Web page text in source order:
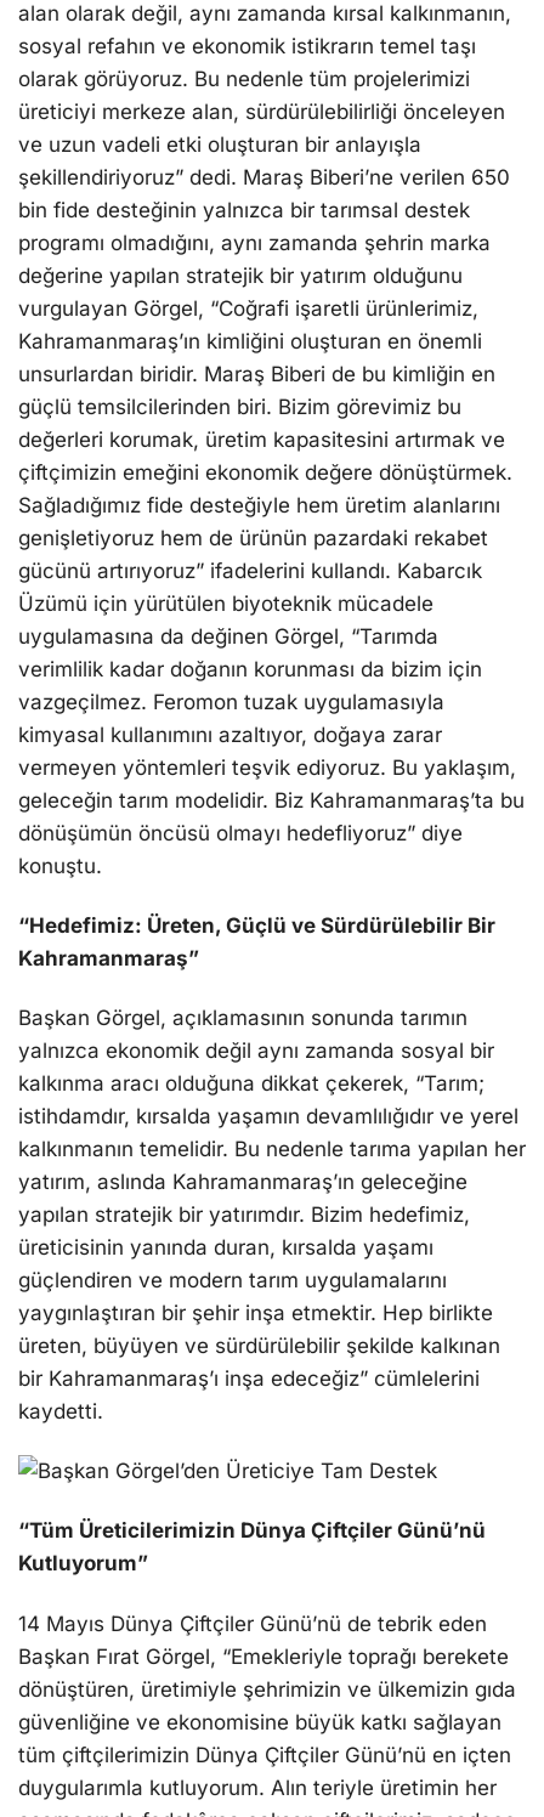
alan olarak değil, aynı zamanda kırsal kalkınmanın,
sosyal refahın ve ekonomik istikrarın temel taşı
olarak görüyoruz. Bu nedenle tüm projelerimizi
üreticiyi merkeze alan, sürdürülebilirliği önceleyen
ve uzun vadeli etki oluşturan bir anlayışla
şekillendiriyoruz” dedi. Maraş Biberi’ne verilen 650
bin fide desteğinin yalnızca bir tarımsal destek
programı olmadığını, aynı zamanda şehrin marka
değerine yapılan stratejik bir yatırım olduğunu
vurgulayan Görgel, “Coğrafi işaretli ürünlerimiz,
Kahramanmaraş’ın kimliğini oluşturan en önemli
unsurlardan biridir. Maraş Biberi de bu kimliğin en
güçlü temsilcilerinden biri. Bizim görevimiz bu
değerleri korumak, üretim kapasitesini artırmak ve
çiftçimizin emeğini ekonomik değere dönüştürmek.
Sağladığımız fide desteğiyle hem üretim alanlarını
genişletiyoruz hem de ürünün pazardaki rekabet
gücünü artırıyoruz” ifadelerini kullandı. Kabarcık
Üzümü için yürütülen biyoteknik mücadele
uygulamasına da değinen Görgel, “Tarımda
verimlilik kadar doğanın korunması da bizim için
vazgeçilmez. Feromon tuzak uygulamasıyla
kimyasal kullanımını azaltıyor, doğaya zarar
vermeyen yöntemleri teşvik ediyoruz. Bu yaklaşım,
geleceğin tarım modelidir. Biz Kahramanmaraş’ta bu
dönüşümün öncüsü olmayı hedefliyoruz” diye
konuştu.
“Hedefimiz: Üreten, Güçlü ve Sürdürülebilir Bir
Kahramanmaraş”
Başkan Görgel, açıklamasının sonunda tarımın
yalnızca ekonomik değil aynı zamanda sosyal bir
kalkınma aracı olduğuna dikkat çekerek, “Tarım;
istihdamdır, kırsalda yaşamın devamlılığıdır ve yerel
kalkınmanın temelidir. Bu nedenle tarıma yapılan her
yatırım, aslında Kahramanmaraş’ın geleceğine
yapılan stratejik bir yatırımdır. Bizim hedefimiz,
üreticisinin yanında duran, kırsalda yaşamı
güçlendiren ve modern tarım uygulamalarını
yaygınlaştıran bir şehir inşa etmektir. Hep birlikte
üreten, büyüyen ve sürdürülebilir şekilde kalkınan
bir Kahramanmaraş’ı inşa edeceğiz” cümlelerini
kaydetti.
“Tüm Üreticilerimizin Dünya Çiftçiler Günü’nü
Kutluyorum”
14 Mayıs Dünya Çiftçiler Günü’nü de tebrik eden
Başkan Fırat Görgel, “Emekleriyle toprağı berekete
dönüştüren, üretimiyle şehrimizin ve ülkemizin gıda
güvenliğine ve ekonomisine büyük katkı sağlayan
tüm çiftçilerimizin Dünya Çiftçiler Günü’nü en içten
duygularımla kutluyorum. Alın teriyle üretimin her